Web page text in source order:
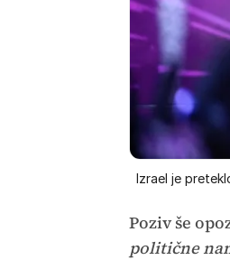
Izrael je
Poziv še
politične